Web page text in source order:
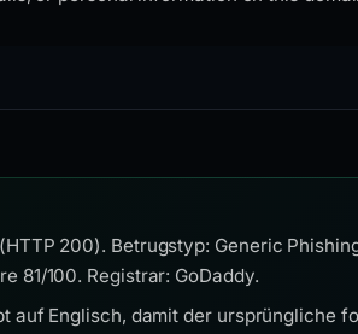
200). Betrugstyp: Generic
81/100. Registrar: GoDaddy.
auf Englisch, damit der ursprüngliche